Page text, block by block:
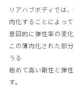
リアハブボディでは
肉化することによって
意図的に弾性率の変
この薄肉化された部
うる
極めて高い剛性と弾
す。